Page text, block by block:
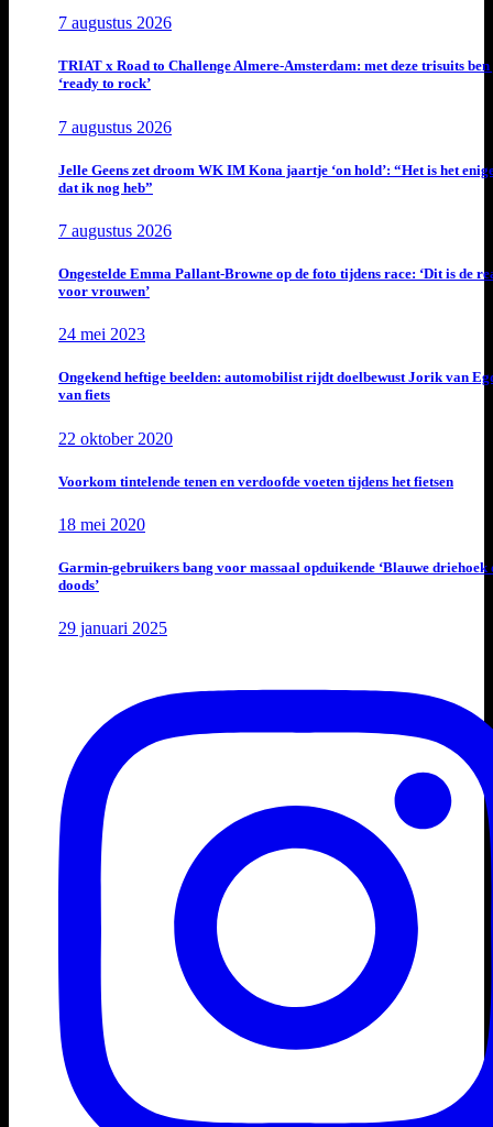
7 augustus 2026
TRIAT x Road to Challenge Almere-Amsterdam: met deze trisuits ben
‘ready to rock’
7 augustus 2026
Jelle Geens zet droom WK IM Kona jaartje ‘on hold’: “Het is het
dat ik nog heb”
7 augustus 2026
Ongestelde Emma Pallant-Browne op de foto tijdens race: ‘Dit is de
voor vrouwen’
24 mei 2023
Ongekend heftige beelden: automobilist rijdt doelbewust Jorik van
van fiets
22 oktober 2020
Voorkom tintelende tenen en verdoofde voeten tijdens het fietsen
18 mei 2020
Garmin-gebruikers bang voor massaal opduikende ‘Blauwe driehoek
doods’
29 januari 2025